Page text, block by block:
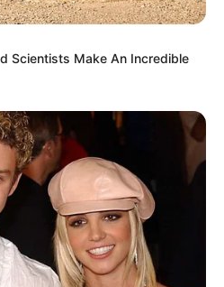
Scientists Make An Incredible